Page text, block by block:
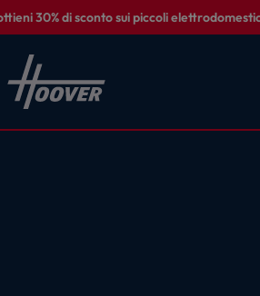
30% di sconto sui piccoli